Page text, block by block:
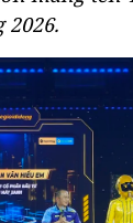
2026.